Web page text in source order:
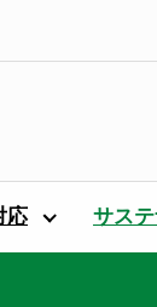
応 サス